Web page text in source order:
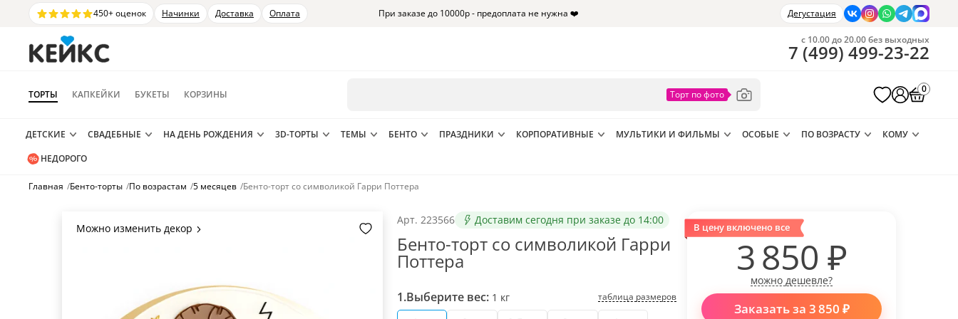
450+ оценок Начинки Доставка Оплата При заказе до 10000р - предоплата не нужна ❤️ Дегустация
ТОРТЫ КАПКЕЙКИ БУКЕТЫ КОРЗИНЫ
с 10.00 до 20.00 без выходных
7 (499) 499-23-22
0
ДЕТСКИЕ СВАДЕБНЫЕ НА ДЕНЬ РОЖДЕНИЯ 3D-ТОРТЫ ТЕМЫ БЕНТО ПРАЗДНИКИ КОРПОРАТИВНЫЕ МУЛЬТИКИ И ФИЛЬМЫ ОСОБЫЕ ПО ВОЗРАСТУ
КОМУ
НЕДОРОГО
Главная /Бенто-торты /По возрастам /5 месяцев /Бенто-торт со символикой Гарри Поттера
Можно изменить декор
Арт. 223566 Доставим сегодня при заказе до 14:00
Бенто-торт со символикой Гарри
Поттера
1.Выберите вес: 1 кг таблица размеров
В цену включено все
3 850 ₽
можно дешевле?
Заказать за 3 850 ₽